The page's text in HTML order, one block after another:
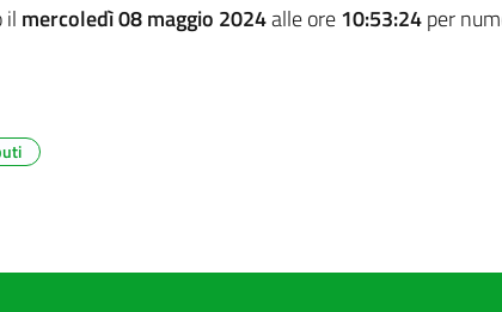
il mercoledì 08 maggio 2024alle ore10:53:24per